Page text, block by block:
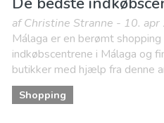
af Christine Stranne - 10.
Málaga er en berømt
indkøbscentrene i Málaga og
butikker med hjælp fra denne
Shopping